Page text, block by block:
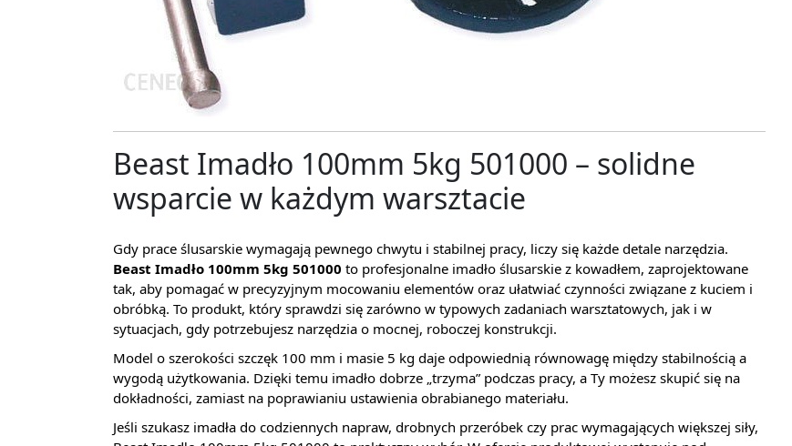
Beast Imadło 100mm 5kg 501000 – solidne
wsparcie w każdym warsztacie
Gdy prace ślusarskie wymagają pewnego chwytu i stabilnej pracy, liczy się każde detale narzędzia.
Beast Imadło 100mm 5kg 501000 to profesjonalne imadło ślusarskie z kowadłem, zaprojektowane
tak, aby pomagać w precyzyjnym mocowaniu elementów oraz ułatwiać czynności związane z kuciem i
obróbką. To produkt, który sprawdzi się zarówno w typowych zadaniach warsztatowych, jak i w
sytuacjach, gdy potrzebujesz narzędzia o mocnej, roboczej konstrukcji.
Model o szerokości szczęk 100 mm i masie 5 kg daje odpowiednią równowagę między stabilnością a
wygodą użytkowania. Dzięki temu imadło dobrze „trzyma” podczas pracy, a Ty możesz skupić się na
dokładności, zamiast na poprawianiu ustawienia obrabianego materiału.
Jeśli szukasz imadła do codziennych napraw, drobnych przeróbek czy prac wymagających większej siły,